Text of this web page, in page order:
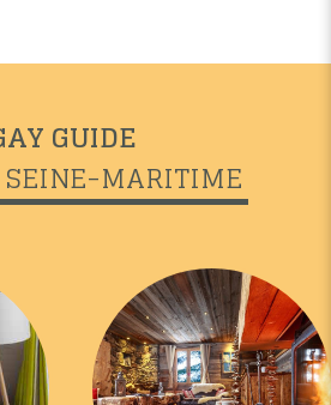
GUIDE
SEINE-MARITIME